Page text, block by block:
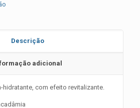
Descrição
adicional
hidratante, com efeito revitalizante.